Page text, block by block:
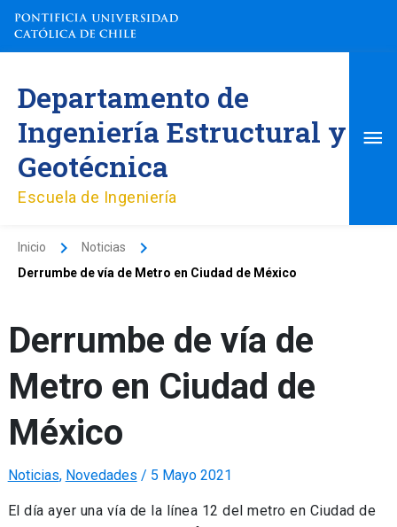
contenido
Departamento de
Ingeniería Estructural y
Geotécnica
Escuela de Ingeniería
Inicio
Noticias
Derrumbe de vía de Metro en Ciudad de México
Derrumbe de vía de
Metro en Ciudad de
México
Noticias, Novedades / 5 Mayo 2021
El día ayer una vía de la línea 12 del metro en Ciudad de